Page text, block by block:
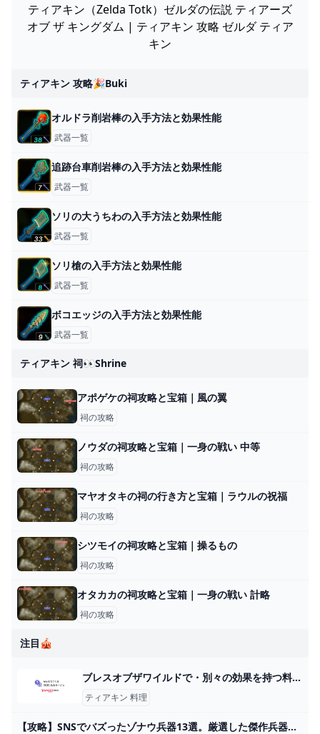
ティアキン（Zelda Totk）ゼルダの伝説 ティアーズ
オブ ザ キングダム | ティアキン 攻略 ゼルダ ティア
キン
ティアキン 攻略🎉buki
オルドラ削岩棒の入手方法と効果性能
武器一覧
追跡台車削岩棒の入手方法と効果性能
武器一覧
ソリの大うちわの入手方法と効果性能
武器一覧
ソリ槍の入手方法と効果性能
武器一覧
ボコエッジの入手方法と効果性能
武器一覧
ティアキン 祠👀shrine
アポゲケの祠攻略と宝箱｜風の翼
祠の攻略
ノウダの祠攻略と宝箱｜一身の戦い 中等
祠の攻略
マヤオタキの祠の行き方と宝箱｜ラウルの祝福
祠の攻略
シツモイの祠攻略と宝箱｜操るもの
祠の攻略
オタカカの祠攻略と宝箱｜一身の戦い 計略
祠の攻略
注目🎪
ブレスオブザワイルドで・別々の効果を持つ料理を食べた時効果は同時につきますか... - Yahoo!知恵袋
ティアキン 料理
【攻略】SNSでバズったゾナウ兵器13選。厳選した傑作兵器を解説【ゼルダの伝説ティアーズオブザキングダム/ティアキン】【ゆっくり解説】 - YouTube